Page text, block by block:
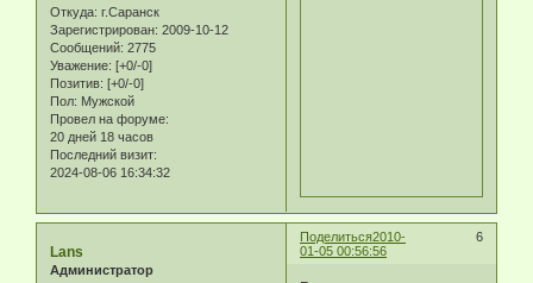
Откуда: г.Саранск
Зарегистрирован: 2009-10-12
Сообщений: 2775
Уважение: [+0/-0]
Позитив: [+0/-0]
Пол: Мужской
Провел на форуме:
20 дней 18 часов
Последний визит:
2024-08-06 16:34:32
Поделиться 6
2010-
01-05 00:56:56
Lans
Администратор